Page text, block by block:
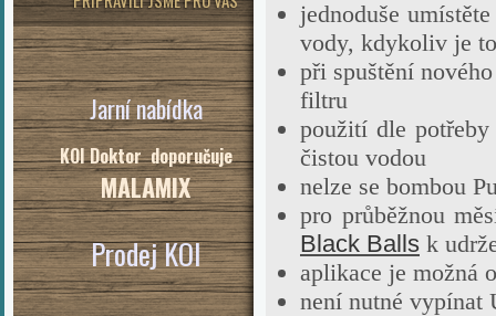
Jarní nabídka
KOI Doktor doporučuje
MALAMIX
Prodej KOI
jednoduše
vody, kdykoliv je
při spuštění
filtru
použití dle
čistou vodou
nelze se bombou
pro průběžnou
Black Balls k
aplikace je možná
není nutné vypínat